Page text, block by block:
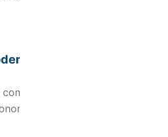
aumentar a sua
a tour de Taylor Swift
local e impulsionar